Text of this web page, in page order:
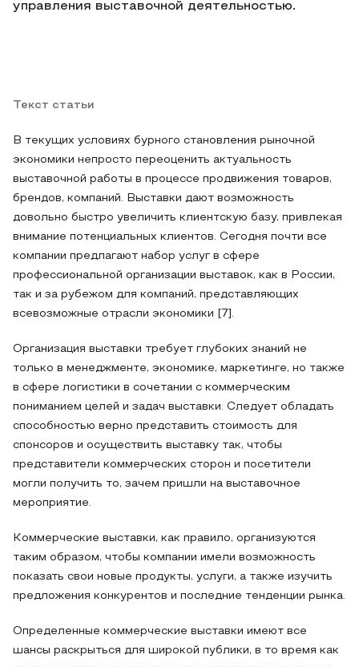
управления выставочной деятельностью.
Текст статьи
В текущих условиях бурного становления рыночной
экономики непросто переоценить актуальность
выставочной работы в процессе продвижения товаров,
брендов, компаний. Выставки дают возможность
довольно быстро увеличить клиентскую базу, привлекая
внимание потенциальных клиентов. Сегодня почти все
компании предлагают набор услуг в сфере
профессиональной организации выставок, как в России,
так и за рубежом для компаний, представляющих
всевозможные отрасли экономики [7].
Организация выставки требует глубоких знаний не
только в менеджменте, экономике, маркетинге, но также
в сфере логистики в сочетании с коммерческим
пониманием целей и задач выставки. Следует обладать
способностью верно представить стоимость для
спонсоров и осуществить выставку так, чтобы
представители коммерческих сторон и посетители
могли получить то, зачем пришли на выставочное
мероприятие.
Коммерческие выставки, как правило, организуются
таким образом, чтобы компании имели возможность
показать свои новые продукты, услуги, а также изучить
предложения конкурентов и последние тенденции рынка.
Определенные коммерческие выставки имеют все
шансы раскрыться для широкой публики, в то время как